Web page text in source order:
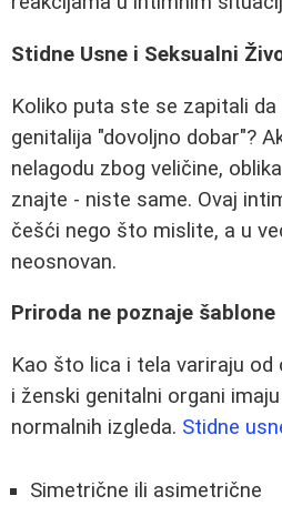
Stidne Usne i Seksualni
Koliko puta ste se zapitali da
genitalija "dovoljno dobar"?
nelagodu zbog veličine,
znajte - niste same. Ovaj
češći nego što mislite, a u
neosnovan.
Priroda ne poznaje šablone
Kao što lica i tela variraju
i ženski genitalni organi
normalnih izgleda. Stidne
Simetrične ili asimetrične